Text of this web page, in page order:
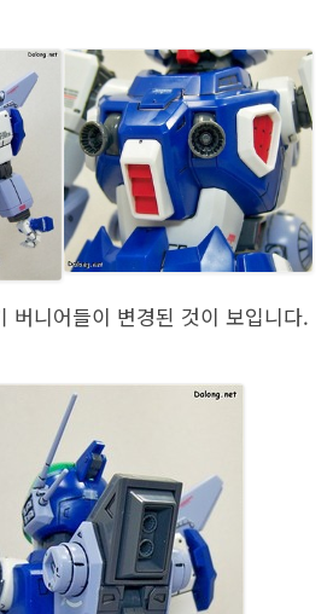
버니어들이 변경된 것이 보입니다.